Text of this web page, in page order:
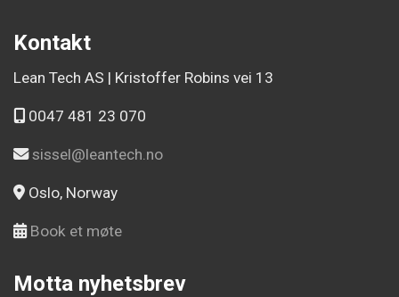
Kontakt
Lean Tech AS | Kristoffer Robins vei 13
0047 481 23 070
sissel@leantech.no
Oslo, Norway
Book et møte
Motta nyhetsbrev